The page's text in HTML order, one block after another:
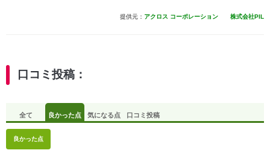
提供元： アクロス コーポレーション 株式会社PIL
口コミ投稿：
全て 良かった点 気になる点 口コミ投稿
良かった点